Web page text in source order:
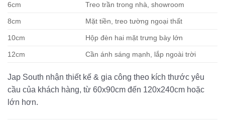
6cm
Treo trần trong nhà, showroom
8cm Mặt tiền, treo tường ngoại thất
10cm Hộp đèn hai mặt trưng bày lớn
12cm Cần ánh sáng mạnh, lắp ngoài trời
Jap South nhận thiết kế & gia công theo kích thước yêu
cầu của khách hàng, từ 60x90cm đến 120x240cm hoặc
lớn hơn.